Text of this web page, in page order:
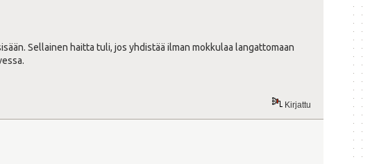
Sellainen haitta tuli, jos yhdistää ilman mokkulaa langattomaan
Kirjattu